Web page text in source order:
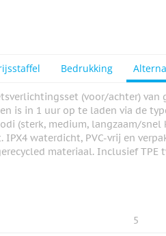
Bedrukking
(voor/achter) van
is in 1 uur op te laden via de
(sterk, medium, langzaam/snel
waterdicht, PVC-vrij en
materiaal. Inclusief TPE
5